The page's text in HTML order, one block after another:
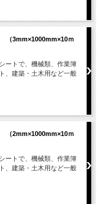
（3mm×1000mm×10ｍ
ートで、機械類、作業簿
、建築・土木用など一般
（2mm×1000mm×10ｍ
ートで、機械類、作業簿
、建築・土木用など一般